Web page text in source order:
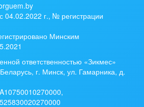
04.02.2022 г., № регистрации
Минским
ответственностью «Зикмес»
г. Минск, ул. Гамарника, д.
,